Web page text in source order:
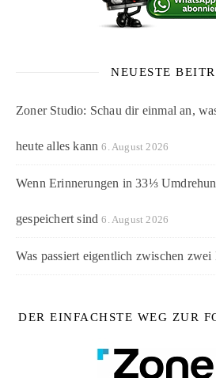
NEUESTE
Zoner Studio: Schau dir einmal an,
heute alles kann 6. August 2026
Wenn Erinnerungen in 33⅓
gespeichert sind 6. August 2026
Was passiert eigentlich zwischen zwei
DER EINFACHSTE WEG ZUR